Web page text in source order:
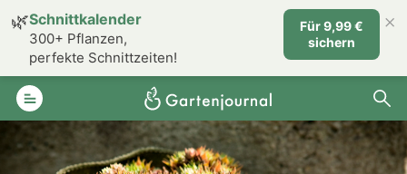
🌿Schnittkalender
300+ Pflanzen,
perfekte Schnittzeiten!
Für 9,99 €
sichern
×